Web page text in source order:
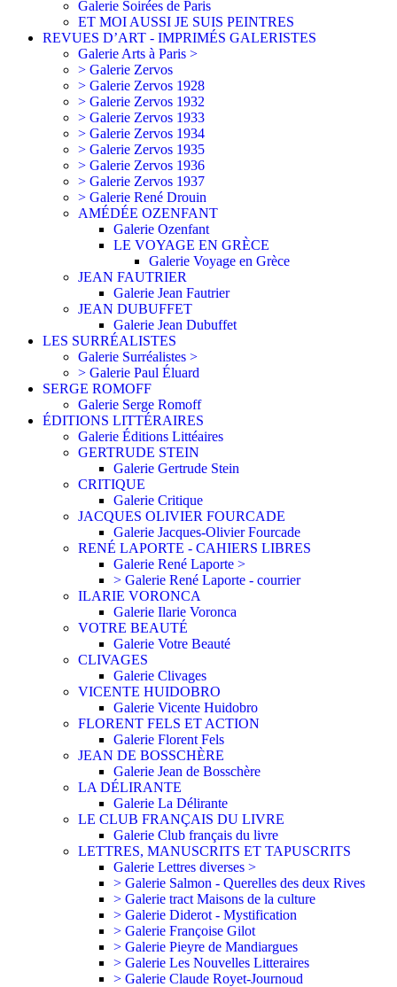
Galerie Soirées de Paris
ET MOI AUSSI JE SUIS PEINTRES
REVUES D’ART - IMPRIMÉS GALERISTES
Galerie Arts à Paris >
> Galerie Zervos
> Galerie Zervos 1928
> Galerie Zervos 1932
> Galerie Zervos 1933
> Galerie Zervos 1934
> Galerie Zervos 1935
> Galerie Zervos 1936
> Galerie Zervos 1937
> Galerie René Drouin
AMÉDÉE OZENFANT
Galerie Ozenfant
LE VOYAGE EN GRÈCE
Galerie Voyage en Grèce
JEAN FAUTRIER
Galerie Jean Fautrier
JEAN DUBUFFET
Galerie Jean Dubuffet
LES SURRÉALISTES
Galerie Surréalistes >
> Galerie Paul Éluard
SERGE ROMOFF
Galerie Serge Romoff
ÉDITIONS LITTÉRAIRES
Galerie Éditions Littéaires
GERTRUDE STEIN
Galerie Gertrude Stein
CRITIQUE
Galerie Critique
JACQUES OLIVIER FOURCADE
Galerie Jacques-Olivier Fourcade
RENÉ LAPORTE - CAHIERS LIBRES
Galerie René Laporte >
> Galerie René Laporte - courrier
ILARIE VORONCA
Galerie Ilarie Voronca
VOTRE BEAUTÉ
Galerie Votre Beauté
CLIVAGES
Galerie Clivages
VICENTE HUIDOBRO
Galerie Vicente Huidobro
FLORENT FELS ET ACTION
Galerie Florent Fels
JEAN DE BOSSCHÈRE
Galerie Jean de Bosschère
LA DÉLIRANTE
Galerie La Délirante
LE CLUB FRANÇAIS DU LIVRE
Galerie Club français du livre
LETTRES, MANUSCRITS ET TAPUSCRITS
Galerie Lettres diverses >
> Galerie Salmon - Querelles des deux Rives
> Galerie tract Maisons de la culture
> Galerie Diderot - Mystification
> Galerie Françoise Gilot
> Galerie Pieyre de Mandiargues
> Galerie Les Nouvelles Litteraires
> Galerie Claude Royet-Journoud